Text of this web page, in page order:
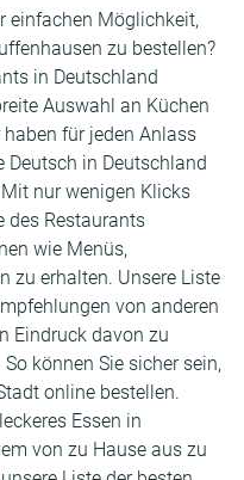
einfachen Möglichkeit,
zu bestellen?
in Deutschland
Auswahl an Küchen
für jeden Anlass
Deutsch in Deutschland
nur wenigen Klicks
des Restaurants
wie Menüs,
zu erhalten. Unsere Liste
von anderen
Eindruck davon zu
können Sie sicher sein,
online bestellen.
Essen in
von zu Hause aus zu